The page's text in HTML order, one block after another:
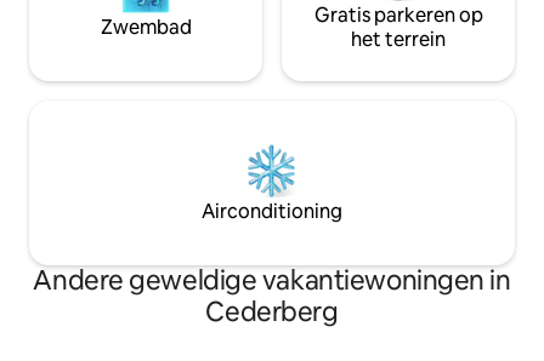
Zwembad
Gratis parkeren op
het terrein
Airconditioning
Andere geweldige vakantiewoningen in
Cederberg